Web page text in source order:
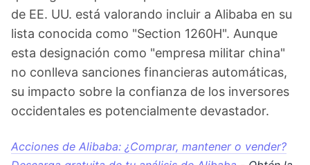
de EE. UU. está valorando incluir a Alibaba en su
lista conocida como "Section 1260H". Aunque
esta designación como "empresa militar china"
no conlleva sanciones financieras automáticas,
su impacto sobre la confianza de los inversores
occidentales es potencialmente devastador.
Acciones de Alibaba: ¿Comprar, mantener o vender?